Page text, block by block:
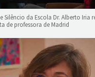
Silêncio da Escola Dr. Alberto Iria
de professora de Madrid